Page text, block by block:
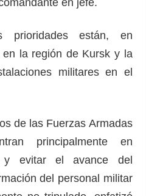
prioridades están, en
la región de Kursk y la
militares en el
de las Fuerzas Armadas
principalmente en
y evitar el avance del
del personal militar